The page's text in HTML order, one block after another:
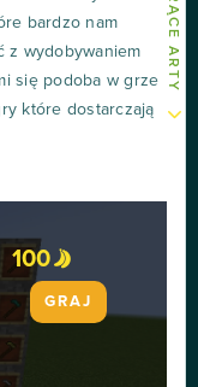
GORĄCE ARTY
bardzo nam
z wydobywaniem
się podoba w grze
które dostarczają
100
GRAJ